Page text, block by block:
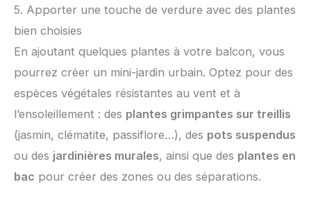
5. Apporter une touche de verdure avec des plantes
bien choisies
En ajoutant quelques plantes à votre balcon, vous
pourrez créer un mini-jardin urbain. Optez pour des
espèces végétales résistantes au vent et à
l’ensoleillement : des plantes grimpantes sur treillis
(jasmin, clématite, passiflore…), des pots suspendus
ou des jardinières murales, ainsi que des plantes en
bac pour créer des zones ou des séparations.